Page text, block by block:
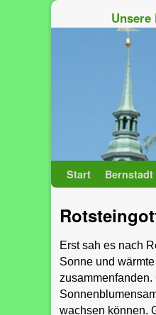
Start Bernstadt
Erst sah es nach
Sonne und
wachsen können.